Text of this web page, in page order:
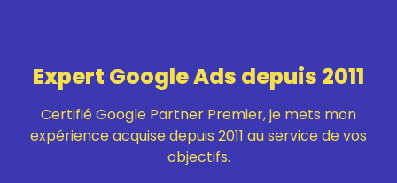
Expert Google Ads depuis 2011
Certifié Google Partner Premier, je mets mon
expérience acquise depuis 2011 au service de vos
objectifs.